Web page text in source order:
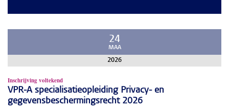
24
MAA
2026
Inschrijving voltekend
VPR-A specialisatieopleiding Privacy- en
gegevensbeschermingsrecht 2026